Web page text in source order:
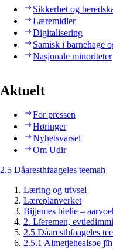
Sikkerhet og
Læremidler
Digitalisering
Samisk i barnehage
Nasjonale minoriteter
Aktuelt
For pressen
Høringer
Nyhetsvarsel
Om Udir
2.5 Dåaresthfaageles teemah
Læring og trivsel
Læreplanverket
Bijjemes bielie –
2. Lïeremen,
2.5 Dåaresthfaageles
2.5.1 Almetjehealsoe